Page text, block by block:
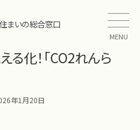
まいの総合窓口
MENU
化！「CO2れんら
年1月20日